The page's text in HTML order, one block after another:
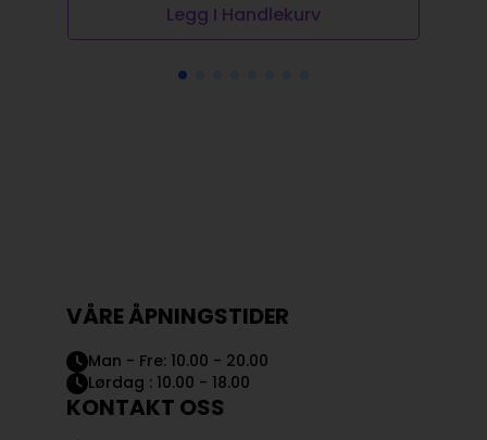
Legg I Handlekurv
VÅRE ÅPNINGSTIDER
Man - Fre: 10.00 - 20.00
Lørdag : 10.00 - 18.00
KONTAKT OSS